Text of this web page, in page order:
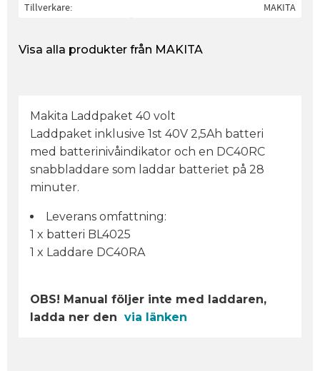
Tillverkare
MAKITA
Visa alla produkter från MAKITA
Makita Laddpaket 40 volt
Laddpaket inklusive 1st 40V 2,5Ah batteri
med batterinivåindikator och en DC40RC
snabbladdare som laddar batteriet på 28
minuter.
Leverans omfattning:
1 x batteri BL4025
1 x Laddare DC40RA
OBS! Manual följer inte med laddaren,
ladda ner den via länken